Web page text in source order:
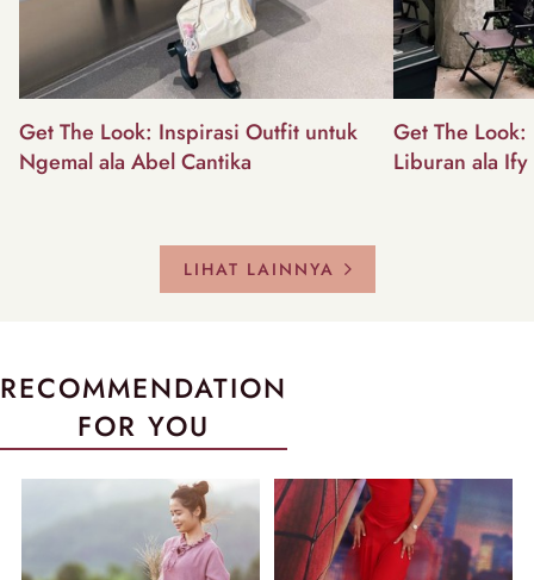
Get The Look: Inspirasi Outfit untuk
Ngemal ala Abel Cantika
Get The
Liburan ala Ify
LIHAT LAINNYA
RECOMMENDATION
FOR YOU